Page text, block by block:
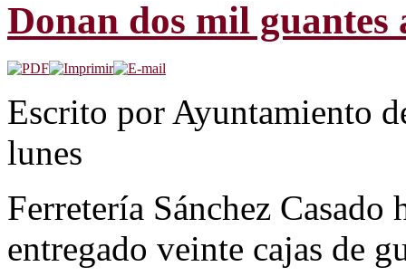
Donan dos mil guantes
Escrito por Ayuntamiento
lunes
Ferretería Sánchez Casado
entregado veinte cajas de